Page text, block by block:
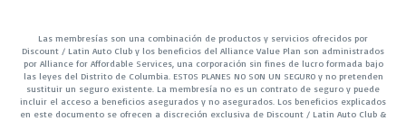
Las membresías son una combinación de productos y servicios ofrecidos por
Discount / Latin Auto Club y los beneficios del Alliance Value Plan son administrados
por Alliance for Affordable Services, una corporación sin fines de lucro formada bajo
las leyes del Distrito de Columbia. ESTOS PLANES NO SON UN SEGURO y no pretenden
sustituir un seguro existente. La membresía no es un contrato de seguro y puede
incluir el acceso a beneficios asegurados y no asegurados. Los beneficios explicados
en este documento se ofrecen a discreción exclusiva de Discount / Latin Auto Club &